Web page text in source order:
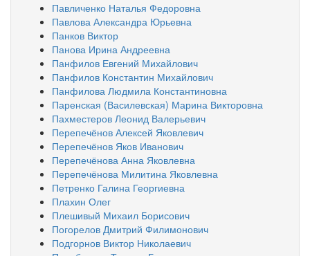
Павличенко Наталья Федоровна
Павлова Александра Юрьевна
Панков Виктор
Панова Ирина Андреевна
Панфилов Евгений Михайлович
Панфилов Константин Михайлович
Панфилова Людмила Константиновна
Паренская (Василевская) Марина Викторовна
Пахместеров Леонид Валерьевич
Перепечёнов Алексей Яковлевич
Перепечёнов Яков Иванович
Перепечёнова Анна Яковлевна
Перепечёнова Милитина Яковлевна
Петренко Галина Георгиевна
Плахин Олег
Плешивый Михаил Борисович
Погорелов Дмитрий Филимонович
Подгорнов Виктор Николаевич